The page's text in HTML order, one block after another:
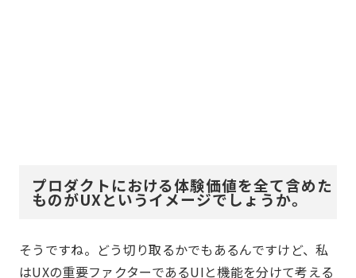
プロダクトにおける体験価値を全て含めた
ものがUXというイメージでしょうか。
そうですね。どう切り取るかでもあるんですけど、私
はUXの重要ファクターであるUIと機能を分けて考える